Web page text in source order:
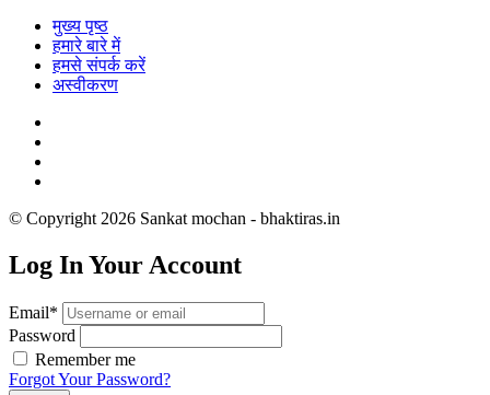
मुख्य पृष्ठ
हमारे बारे में
हमसे संपर्क करें
अस्वीकरण
© Copyright 2026 Sankat mochan - bhaktiras.in
Log In Your Account
Email*
Password
Remember me
Forgot Your Password?